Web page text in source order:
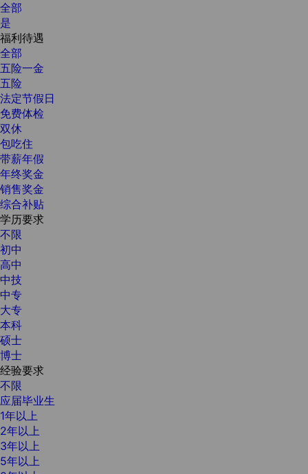
全部
是
福利待遇
全部
五险一金
五险
法定节假日
免费体检
双休
包吃住
带薪年假
年终奖金
销售奖金
综合补贴
学历要求
不限
初中
高中
中技
中专
大专
本科
硕士
博士
经验要求
不限
应届毕业生
1年以上
2年以上
3年以上
5年以上